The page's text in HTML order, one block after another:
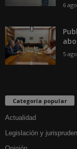
6
5
Categoría popular
Actualidad
Legislación y